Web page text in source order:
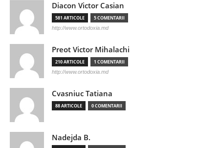
Diacon Victor Casian
581 ARTICOLE 5 COMENTARII
http://www.ortodoxia.md
Preot Victor Mihalachi
210 ARTICOLE 1 COMENTARII
http://www.ortodoxia.md
Cvasniuc Tatiana
88 ARTICOLE 0 COMENTARII
Nadejda B.